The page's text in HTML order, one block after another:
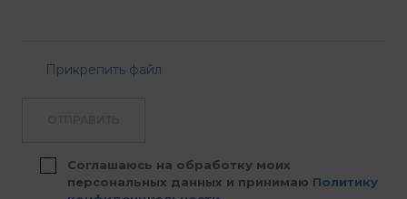
Прикрепить файл
Соглашаюсь на обработку моих
персональных данных и принимаю Политику